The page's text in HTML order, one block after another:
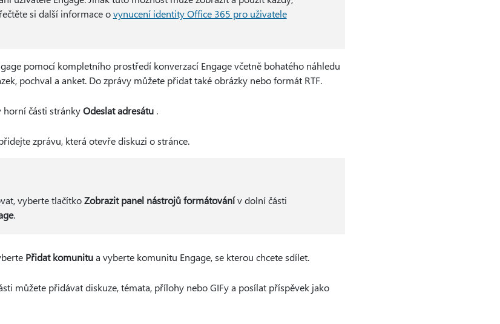
si další informace ovynucení identity Office 365 pro uživatele
pomocí kompletního prostředí konverzací Engage včetně bohatého náhledu
pochval a anket. Do zprávy můžete přidat také obrázky nebo formát RTF.
horní části stránkyOdeslat adresátu.
zprávu, která otevře diskuzi o stránce.
vyberte tlačítkoZobrazit panel nástrojů formátovánív dolní části
.
Přidat komunitua vyberte komunitu Engage, se kterou chcete sdílet.
můžete přidávat diskuze, témata, přílohy nebo GIFy a posílat příspěvek jako